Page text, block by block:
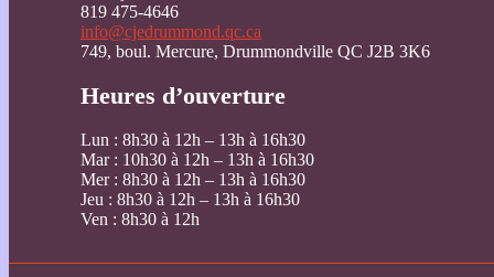
819 475-4646
info@cjedrummond.qc.ca
749, boul. Mercure, Drummondville QC J2B 3K6
Heures d’ouverture
Lun : 8h30 à 12h – 13h à 16h30
Mar : 10h30 à 12h – 13h à 16h30
Mer : 8h30 à 12h – 13h à 16h30
Jeu : 8h30 à 12h – 13h à 16h30
Ven : 8h30 à 12h